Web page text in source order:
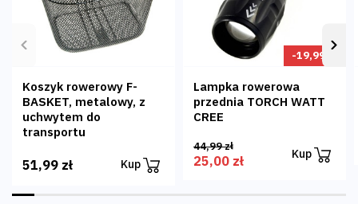
Poprzedni
Koszyk rowerowy F-
BASKET, metalowy, z
uchwytem do
transportu
51,99 zł Kup
-19,99 zł
Lampka rowerowa
przednia TORCH WATT
CREE
44,99 zł
25,00 zł Kup